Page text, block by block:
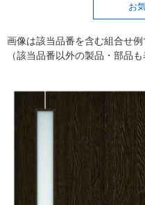
お
画像は該当品番を含む組合せ例
（該当品番以外の製品・部品